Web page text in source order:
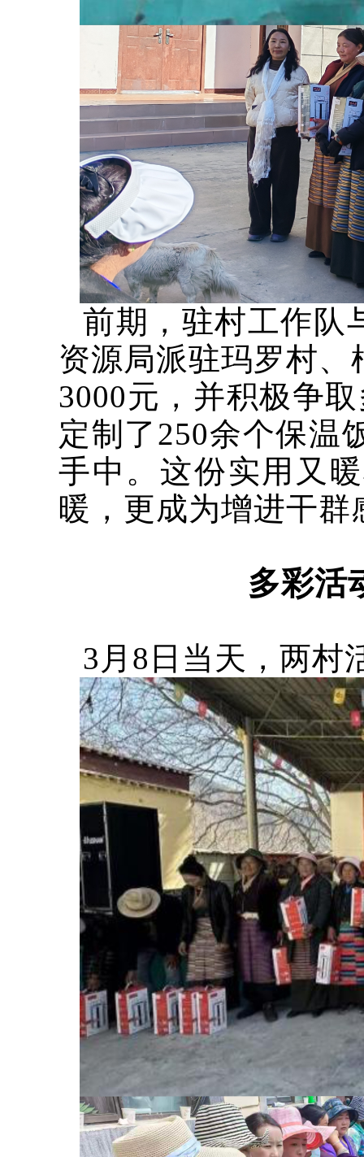
前期，驻村工作队
资源局派驻玛罗村
3000元，并积极争
定制了250余个保温
手中。这份实用又
暖，更成为增进干
多彩活
3月8日当天，两村